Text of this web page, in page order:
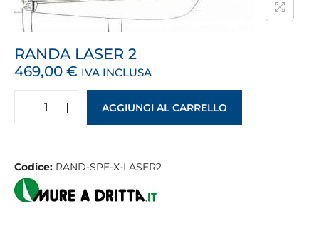
RANDA LASER 2
469,00 € IVA INCLUSA
AGGIUNGI AL CARRELLO
Codice: RAND-SPE-X-LASER2